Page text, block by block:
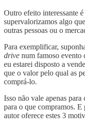
Outro efeito interessante
supervalorizamos algo
outras pessoas ou o
Para exemplificar,
drive num famoso evento
eu estarei disposto a
que o valor pelo qual as
comprá-lo.
Isso não vale apenas para
para o que compramos.
autor oferece estes 3